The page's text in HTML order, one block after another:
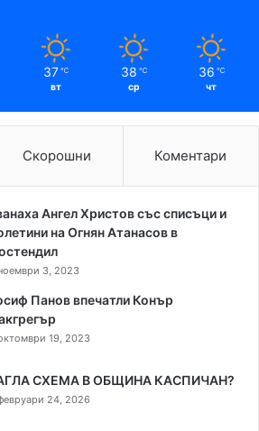
37 ℃
вт
38 ℃
ср
36 ℃
чт
Скорошни Коментари
Ангел Христов със списъци и
на Огнян Атанасов в
3, 2023
Панов впечатли Конър
19, 2023
СХЕМА В ОБЩИНА КАСПИЧАН?
24, 2026